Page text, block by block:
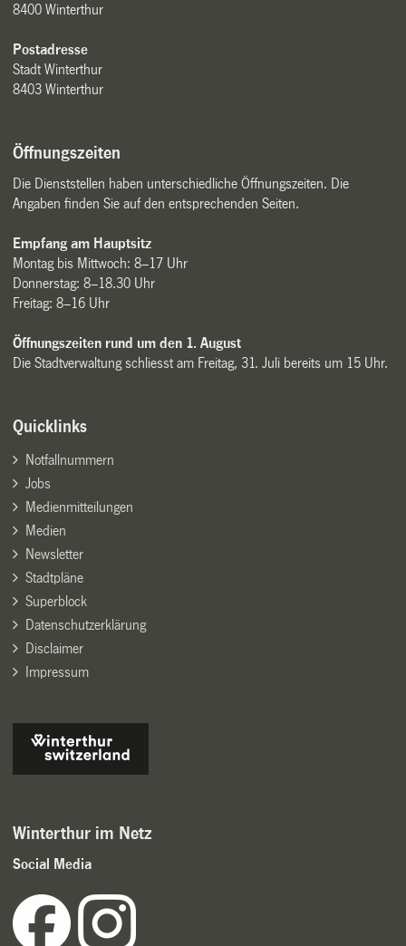
8400 Winterthur
Postadresse
Stadt Winterthur
8403 Winterthur
Öffnungszeiten
Die Dienststellen haben unterschiedliche Öffnungszeiten. Die
Angaben finden Sie auf den entsprechenden Seiten.
Empfang am Hauptsitz
Montag bis Mittwoch: 8–17 Uhr
Donnerstag: 8–18.30 Uhr
Freitag: 8–16 Uhr
Öffnungszeiten rund um den 1. August
Die Stadtverwaltung schliesst am Freitag, 31. Juli bereits um 15 Uhr.
Quicklinks
Notfallnummern
Jobs
Medienmitteilungen
Medien
Newsletter
Stadtpläne
Superblock
Datenschutzerklärung
Disclaimer
Impressum
Winterthur im Netz
Social Media